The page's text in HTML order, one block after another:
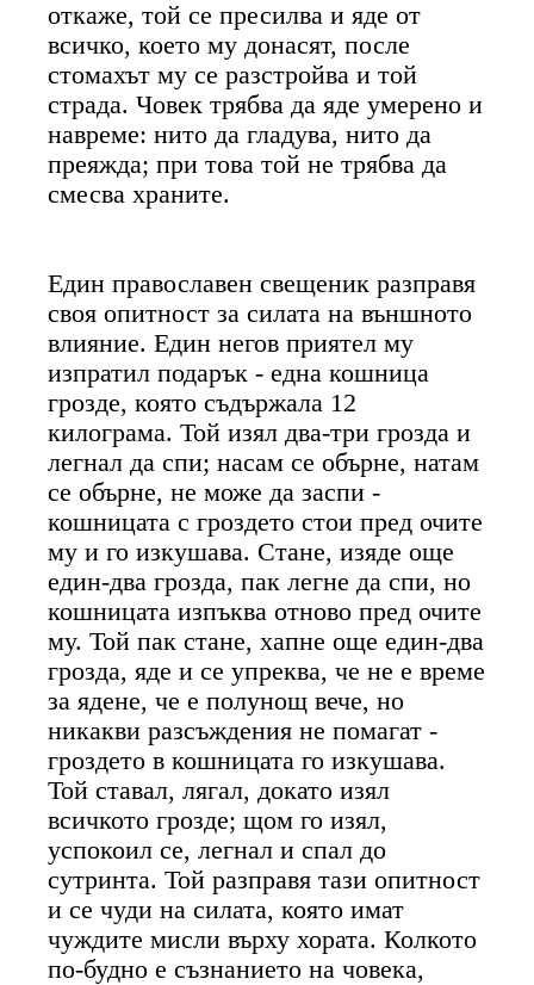
откаже, той се пресилва и яде от
всичко, което му донасят, после
стомахът му се разстройва и той
страда. Човек трябва да яде умерено и
навреме: нито да гладува, нито да
преяжда; при това той не трябва да
смесва храните.
Един православен свещеник разправя
своя опитност за силата на външното
влияние. Един негов приятел му
изпратил подарък - една кошница
грозде, която съдържала 12
килограма. Той изял два-три грозда и
легнал да спи; насам се обърне, натам
се обърне, не може да заспи -
кошницата с гроздето стои пред очите
му и го изкушава. Стане, изяде още
един-два грозда, пак легне да спи, но
кошницата изпъква отново пред очите
му. Той пак стане, хапне още един-два
грозда, яде и се упреква, че не е време
за ядене, че е полунощ вече, но
никакви разсъждения не помагат -
гроздето в кошницата го изкушава.
Той ставал, лягал, докато изял
всичкото грозде; щом го изял,
успокоил се, легнал и спал до
сутринта. Той разправя тази опитност
и се чуди на силата, която имат
чуждите мисли върху хората. Колкото
по-будно е съзнанието на човека,